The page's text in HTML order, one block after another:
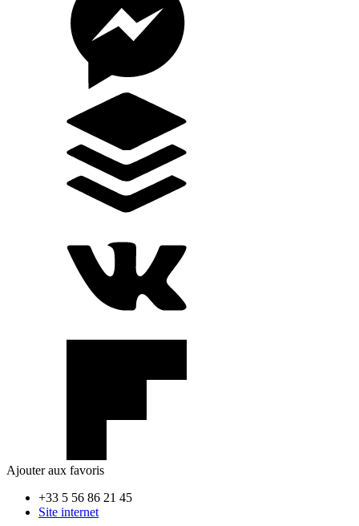
Ajouter aux favoris
+33 5 56 86 21 45
Site internet